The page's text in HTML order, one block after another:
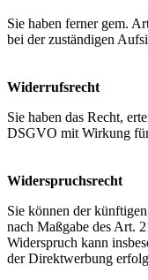
Sie haben ferner gem.
bei der zuständigen
Widerrufsrecht
Sie haben das Recht,
DSGVO mit Wirkung
Widerspruchsrecht
Sie können der
nach Maßgabe des Art.
Widerspruch kann
der Direktwerbung